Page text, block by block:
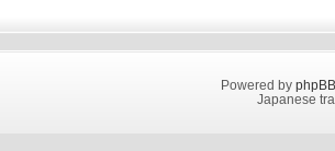
Powered by phpBB
Japanese